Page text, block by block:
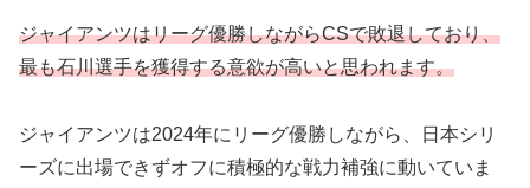
ジャイアンツはリーグ優勝しながらCSで敗退しており、
最も石川選手を獲得する意欲が高いと思われます。
ジャイアンツは2024年にリーグ優勝しながら、日本シリ
ーズに出場できずオフに積極的な戦力補強に動いていま